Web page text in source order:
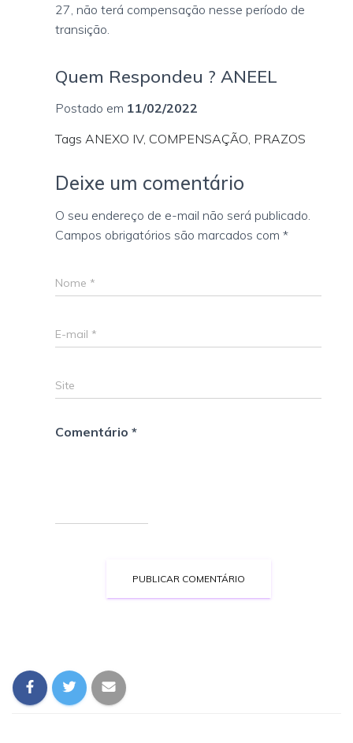
27, não terá compensação nesse período de
transição.
Quem Respondeu ? ANEEL
Postado em 11/02/2022
Tags ANEXO IV, COMPENSAÇÃO, PRAZOS
Deixe um comentário
O seu endereço de e-mail não será publicado.
Campos obrigatórios são marcados com *
Nome *
E-mail *
Site
Comentário *